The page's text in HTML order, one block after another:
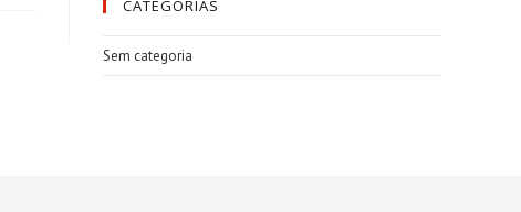
CATEGORIAS
Sem categoria